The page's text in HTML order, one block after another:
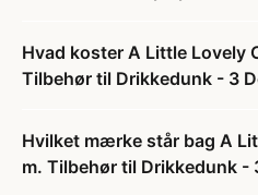
Hvad koster A Little Lovely
Tilbehør til Drikkedunk - 3
Hvilket mærke står bag A
m. Tilbehør til Drikkedunk -